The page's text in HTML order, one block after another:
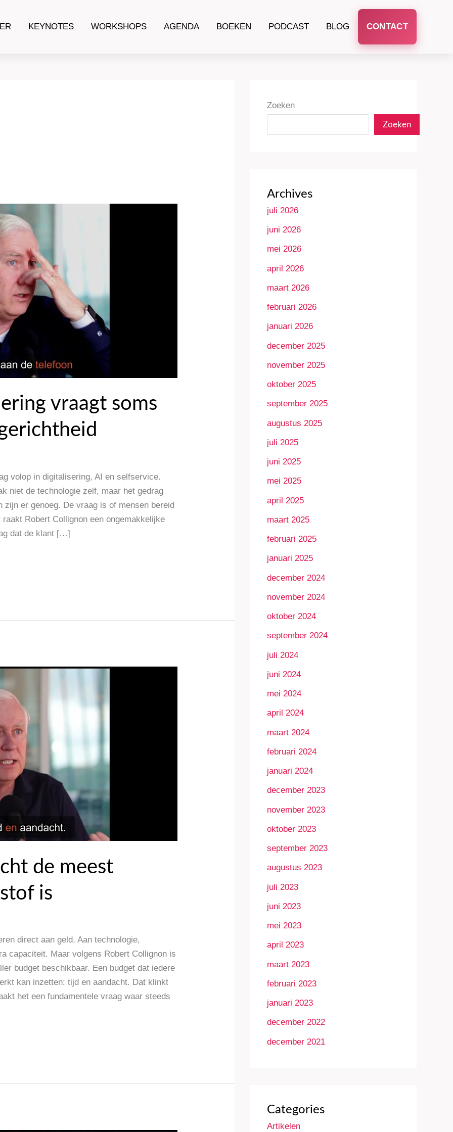
KEYNOTES WORKSHOPS AGENDA BOEKEN PODCAST BLOG CONTACT
vraagt soms
volop in digitalisering, AI en selfservice.
niet de technologie zelf, maar het gedrag
zijn er genoeg. De vraag is of mensen bereid
Robert Collignon een ongemakkelijke
dat de klant […]
de meest
is
direct aan geld. Aan technologie,
capaciteit. Maar volgens Robert Collignon is
budget beschikbaar. Een budget dat iedere
kan inzetten: tijd en aandacht. Dat klinkt
het een fundamentele vraag waar steeds
Zoeken
Zoeken
Archives
juli 2026
juni 2026
mei 2026
april 2026
maart 2026
februari 2026
januari 2026
december 2025
november 2025
oktober 2025
september 2025
augustus 2025
juli 2025
juni 2025
mei 2025
april 2025
maart 2025
februari 2025
januari 2025
december 2024
november 2024
oktober 2024
september 2024
juli 2024
juni 2024
mei 2024
april 2024
maart 2024
februari 2024
januari 2024
december 2023
november 2023
oktober 2023
september 2023
augustus 2023
juli 2023
juni 2023
mei 2023
april 2023
maart 2023
februari 2023
januari 2023
december 2022
december 2021
Categories
Artikelen